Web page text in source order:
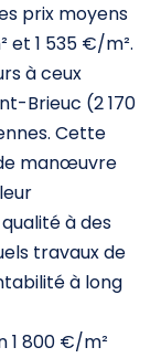
prix moyens
et 1 535 €/m².
à ceux
Brieuc (2 170
Cette
manœuvre
à des
travaux de
à long
1 800 €/m²